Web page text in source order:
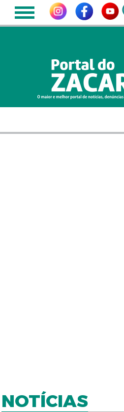
NOTÍCIAS